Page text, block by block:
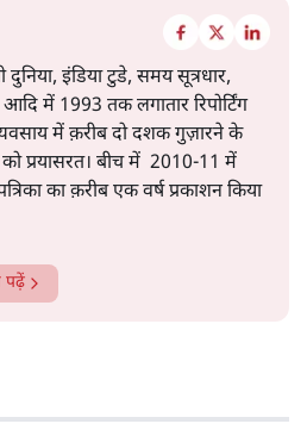
इंडिया टुडे, समय सूत्रधार,
में 1993 तक लगातार रिपोर्टिंग
में क़रीब दो दशक गुज़ारने के
को प्रयासरत। बीच में 2010-11 में
का क़रीब एक वर्ष प्रकाशन किया
पढ़ें